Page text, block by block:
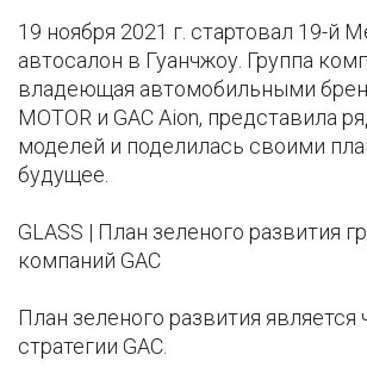
19 ноября 2021 г. стартовал 19-й
автосалон в Гуанчжоу. Группа
владеющая автомобильными
MOTOR и GAC Aion, представила
моделей и поделилась своими
будущее.
GLASS | План зеленого развития
компаний GAC
План зеленого развития является
стратегии GAC.